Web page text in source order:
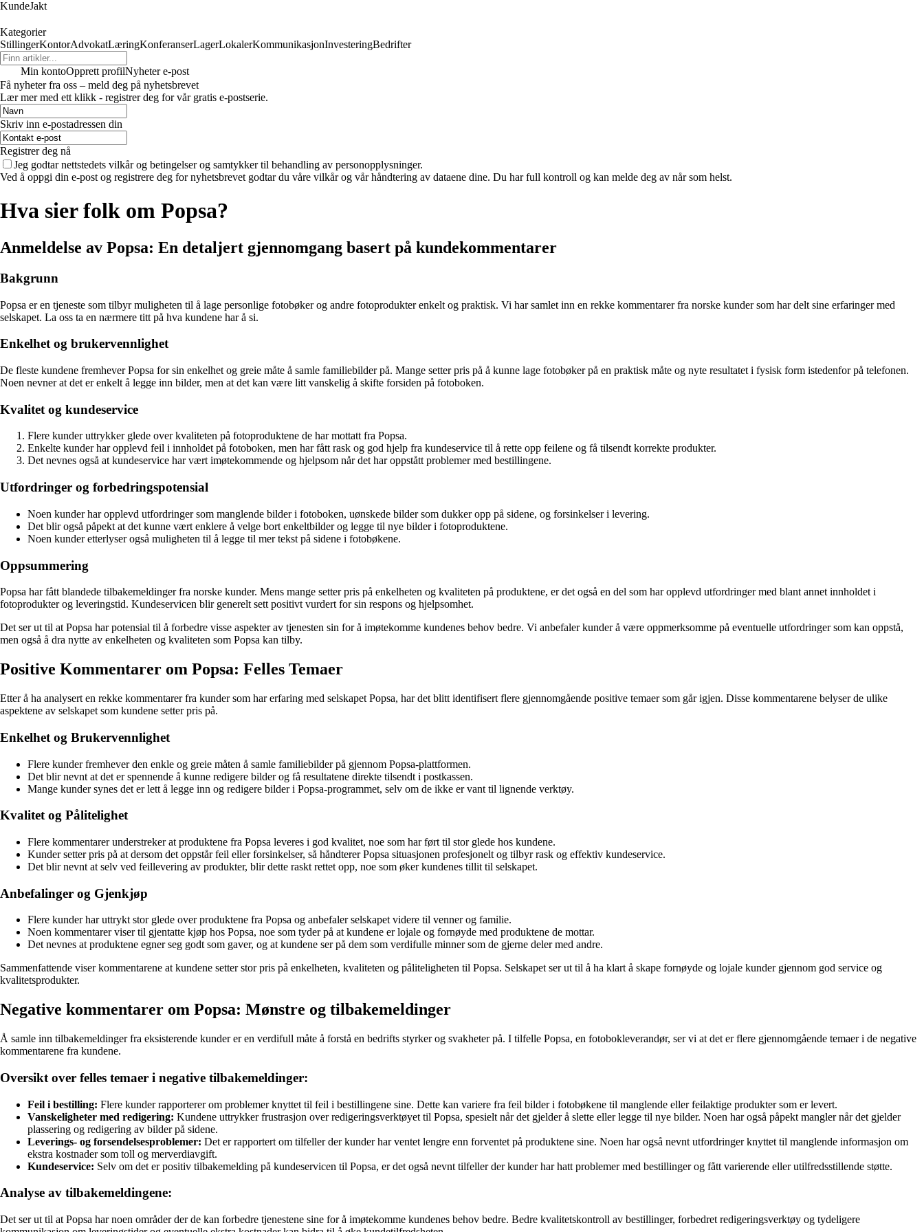
KundeJakt
Kategorier
StillingerKontorAdvokatLæringKonferanserLagerLokalerKommunikasjonInvesteringBedrifter
Min kontoOpprett profilNyheter e-post
Få nyheter fra oss – meld deg på nyhetsbrevet
Lær mer med ett klikk - registrer deg for vår gratis e-postserie.
Skriv inn e-postadressen din
Registrer deg nå
Jeg godtar nettstedets vilkår og betingelser og samtykker til behandling av personopplysninger.
Ved å oppgi din e-post og registrere deg for nyhetsbrevet godtar du våre vilkår og vår håndtering av dataene dine. Du har full kontroll og kan melde deg av når som helst.
Hva sier folk om Popsa?
Anmeldelse av Popsa: En detaljert gjennomgang basert på kundekommentarer
Bakgrunn
Popsa er en tjeneste som tilbyr muligheten til å lage personlige fotobøker og andre fotoprodukter enkelt og praktisk. Vi har samlet inn en rekke kommentarer fra norske kunder som har delt sine erfaringer med
selskapet. La oss ta en nærmere titt på hva kundene har å si.
Enkelhet og brukervennlighet
De fleste kundene fremhever Popsa for sin enkelhet og greie måte å samle familiebilder på. Mange setter pris på å kunne lage fotobøker på en praktisk måte og nyte resultatet i fysisk form istedenfor på telefonen.
Noen nevner at det er enkelt å legge inn bilder, men at det kan være litt vanskelig å skifte forsiden på fotoboken.
Kvalitet og kundeservice
Flere kunder uttrykker glede over kvaliteten på fotoproduktene de har mottatt fra Popsa.
Enkelte kunder har opplevd feil i innholdet på fotoboken, men har fått rask og god hjelp fra kundeservice til å rette opp feilene og få tilsendt korrekte produkter.
Det nevnes også at kundeservice har vært imøtekommende og hjelpsom når det har oppstått problemer med bestillingene.
Utfordringer og forbedringspotensial
Noen kunder har opplevd utfordringer som manglende bilder i fotoboken, uønskede bilder som dukker opp på sidene, og forsinkelser i levering.
Det blir også påpekt at det kunne vært enklere å velge bort enkeltbilder og legge til nye bilder i fotoproduktene.
Noen kunder etterlyser også muligheten til å legge til mer tekst på sidene i fotobøkene.
Oppsummering
Popsa har fått blandede tilbakemeldinger fra norske kunder. Mens mange setter pris på enkelheten og kvaliteten på produktene, er det også en del som har opplevd utfordringer med blant annet innholdet i
fotoprodukter og leveringstid. Kundeservicen blir generelt sett positivt vurdert for sin respons og hjelpsomhet.
Det ser ut til at Popsa har potensial til å forbedre visse aspekter av tjenesten sin for å imøtekomme kundenes behov bedre. Vi anbefaler kunder å være oppmerksomme på eventuelle utfordringer som kan oppstå,
men også å dra nytte av enkelheten og kvaliteten som Popsa kan tilby.
Positive Kommentarer om Popsa: Felles Temaer
Etter å ha analysert en rekke kommentarer fra kunder som har erfaring med selskapet Popsa, har det blitt identifisert flere gjennomgående positive temaer som går igjen. Disse kommentarene belyser de ulike
aspektene av selskapet som kundene setter pris på.
Enkelhet og Brukervennlighet
Flere kunder fremhever den enkle og greie måten å samle familiebilder på gjennom Popsa-plattformen.
Det blir nevnt at det er spennende å kunne redigere bilder og få resultatene direkte tilsendt i postkassen.
Mange kunder synes det er lett å legge inn og redigere bilder i Popsa-programmet, selv om de ikke er vant til lignende verktøy.
Kvalitet og Pålitelighet
Flere kommentarer understreker at produktene fra Popsa leveres i god kvalitet, noe som har ført til stor glede hos kundene.
Kunder setter pris på at dersom det oppstår feil eller forsinkelser, så håndterer Popsa situasjonen profesjonelt og tilbyr rask og effektiv kundeservice.
Det blir nevnt at selv ved feillevering av produkter, blir dette raskt rettet opp, noe som øker kundenes tillit til selskapet.
Anbefalinger og Gjenkjøp
Flere kunder har uttrykt stor glede over produktene fra Popsa og anbefaler selskapet videre til venner og familie.
Noen kommentarer viser til gjentatte kjøp hos Popsa, noe som tyder på at kundene er lojale og fornøyde med produktene de mottar.
Det nevnes at produktene egner seg godt som gaver, og at kundene ser på dem som verdifulle minner som de gjerne deler med andre.
Sammenfattende viser kommentarene at kundene setter stor pris på enkelheten, kvaliteten og påliteligheten til Popsa. Selskapet ser ut til å ha klart å skape fornøyde og lojale kunder gjennom god service og
kvalitetsprodukter.
Negative kommentarer om Popsa: Mønstre og tilbakemeldinger
Å samle inn tilbakemeldinger fra eksisterende kunder er en verdifull måte å forstå en bedrifts styrker og svakheter på. I tilfelle Popsa, en fotobokleverandør, ser vi at det er flere gjennomgående temaer i de negative
kommentarene fra kundene.
Oversikt over felles temaer i negative tilbakemeldinger:
Feil i bestilling: Flere kunder rapporterer om problemer knyttet til feil i bestillingene sine. Dette kan variere fra feil bilder i fotobøkene til manglende eller feilaktige produkter som er levert.
Vanskeligheter med redigering: Kundene uttrykker frustrasjon over redigeringsverktøyet til Popsa, spesielt når det gjelder å slette eller legge til nye bilder. Noen har også påpekt mangler når det gjelder
plassering og redigering av bilder på sidene.
Leverings- og forsendelsesproblemer: Det er rapportert om tilfeller der kunder har ventet lengre enn forventet på produktene sine. Noen har også nevnt utfordringer knyttet til manglende informasjon om
ekstra kostnader som toll og merverdiavgift.
Kundeservice: Selv om det er positiv tilbakemelding på kundeservicen til Popsa, er det også nevnt tilfeller der kunder har hatt problemer med bestillinger og fått varierende eller utilfredsstillende støtte.
Analyse av tilbakemeldingene:
Det ser ut til at Popsa har noen områder der de kan forbedre tjenestene sine for å imøtekomme kundenes behov bedre. Bedre kvalitetskontroll av bestillinger, forbedret redigeringsverktøy og tydeligere